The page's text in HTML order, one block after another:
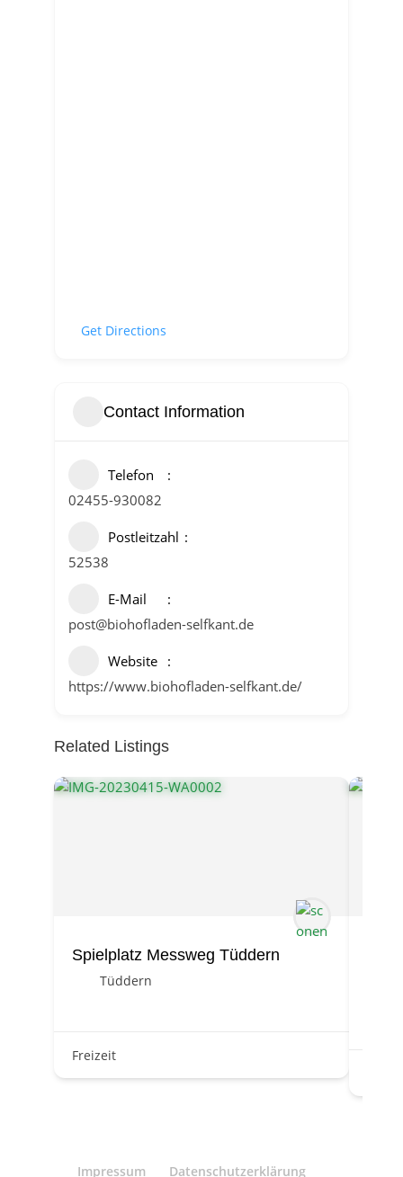
Get Directions
Contact Information
Telefon
02455-930082
Postleitzahl
52538
E-Mail
post@biohofladen-selfkant.de
Website
https://www.biohofladen-selfkant.de/
Related Listings
Spielplatz Messweg Tüddern
Tüddern
Freizeit
Impressum Datenschutzerklärung